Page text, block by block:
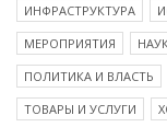
ИНФРАСТРУКТУРА
МЕРОПРИЯТИЯ
ПОЛИТИКА И ВЛАСТЬ
ТОВАРЫ И УСЛУГИ